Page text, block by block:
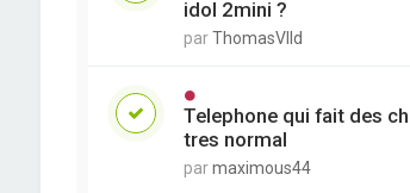
idol 2mini ?
parThomasVlld
Telephone qui fait des
tres normal
parmaximous44